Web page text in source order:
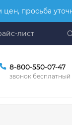
просьба
лист
8-800-550-07-47
звонок бесплатный